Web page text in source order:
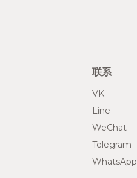
联系
VK
Line
WeChat
Telegram
WhatsApp